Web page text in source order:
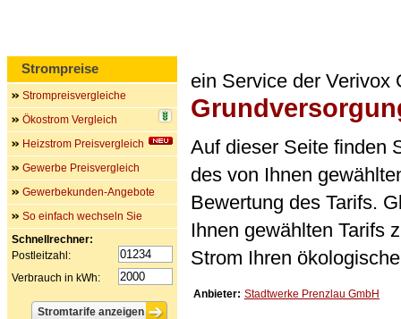
ein Service der Verivox
Auf dieser Seite finden
des von Ihnen
Bewertung des Tarifs.
Ihnen gewählten Tarifs
Strom Ihren
Anbieter: Stadtwerke Prenzlau GmbH
Strompreise
Strompreisvergleiche
Ökostrom Vergleich
Heizstrom Preisvergleich
Gewerbe Preisvergleich
Gewerbekunden-Angebote
So einfach wechseln Sie
Schnellrechner:
Postleitzahl:
Verbrauch in kWh: